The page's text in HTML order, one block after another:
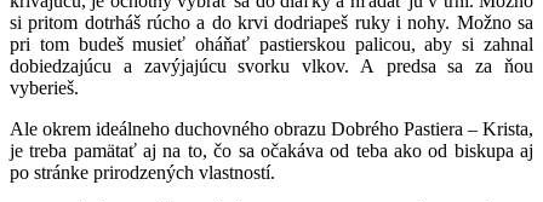
si pritom dotrháš rúcho a do krvi dodriapeš ruky i nohy. Možno sa
pri tom budeš musieť oháňať pastierskou palicou, aby si zahnal
dobiedzajúcu a zavýjajúcu svorku vlkov. A predsa sa za ňou
vyberieš.
Ale okrem ideálneho duchovného obrazu Dobrého Pastiera – Krista,
je treba pamätať aj na to, čo sa očakáva od teba ako od biskupa aj
po stránke prirodzených vlastností.